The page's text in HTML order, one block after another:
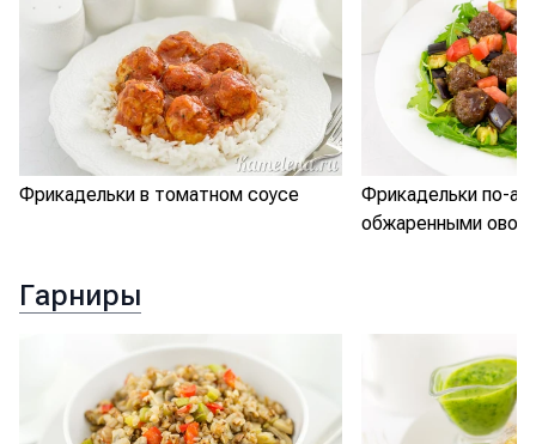
Фрикадельки в томатном соусе
Фрикадельки по-
обжаренными
Гарниры